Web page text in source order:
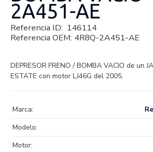
2A451-AE
Referencia ID: 146114
Referencia OEM: 4R8Q-2A451-AE
DEPRESOR FRENO / BOMBA VACIO de un
ESTATE con motor LJ46G del 2005.
Marca:
Modelo:
Motor: